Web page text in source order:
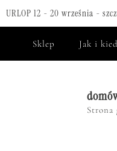
URLOP 12 - 20 września -
Sklep Jak i
Strona